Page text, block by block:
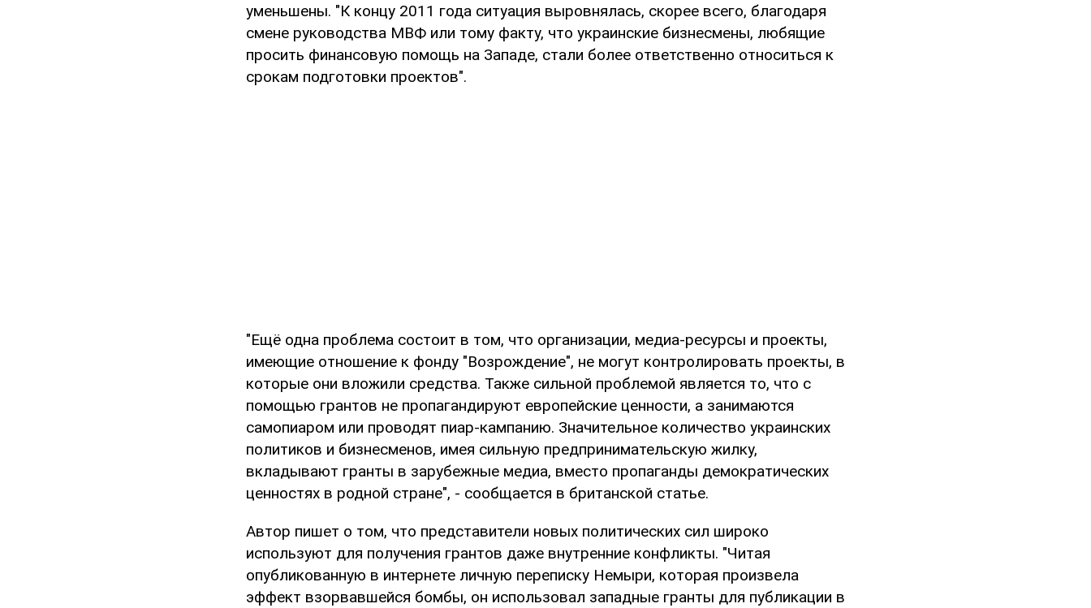
уменьшены. "К концу 2011 года ситуация выровнялась, скорее всего, благодаря
смене руководства МВФ или тому факту, что украинские бизнесмены, любящие
просить финансовую помощь на Западе, стали более ответственно относиться к
срокам подготовки проектов".
"Ещё одна проблема состоит в том, что организации, медиа-ресурсы и проекты,
имеющие отношение к фонду "Возрождение", не могут контролировать проекты, в
которые они вложили средства. Также сильной проблемой является то, что с
помощью грантов не пропагандируют европейские ценности, а занимаются
самопиаром или проводят пиар-кампанию. Значительное количество украинских
политиков и бизнесменов, имея сильную предпринимательскую жилку,
вкладывают гранты в зарубежные медиа, вместо пропаганды демократических
ценностях в родной стране", - сообщается в британской статье.
Автор пишет о том, что представители новых политических сил широко
используют для получения грантов даже внутренние конфликты. "Читая
опубликованную в интернете личную переписку Немыри, которая произвела
эффект взорвавшейся бомбы, он использовал западные гранты для публикации в